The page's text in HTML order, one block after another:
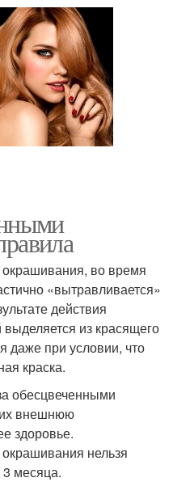
во время
«вытравливается»
действия
из красящего
даже при условии, что
краска.
обесцвеченными
их внешнюю
здоровье.
нельзя
3 месяца.